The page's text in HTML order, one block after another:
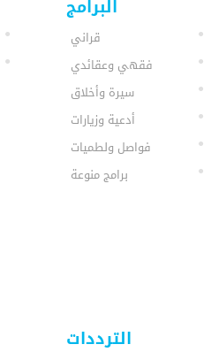
البرامج
قراني
فقهي وعقائدي
سيرة وأخلاق
أدعية وزيارات
فواصل ولطميات
برامج منوعة
الترددات